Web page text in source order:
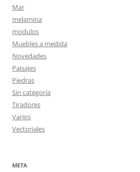
Mar
melamina
modulos
Muebles a medida
Novedades
Paisajes
Piedras
Sin categoría
Tiradores
Varios
Vectoriales
META